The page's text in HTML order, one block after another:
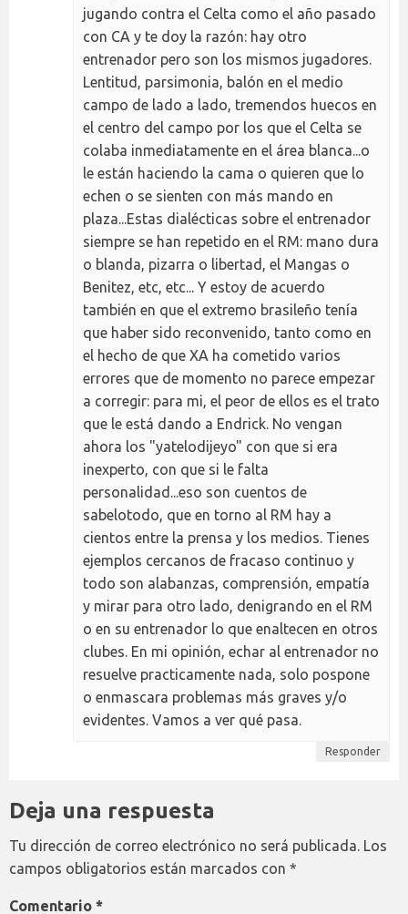
jugando contra el Celta como el año pasado
con CA y te doy la razón: hay otro
entrenador pero son los mismos jugadores.
Lentitud, parsimonia, balón en el medio
campo de lado a lado, tremendos huecos en
el centro del campo por los que el Celta se
colaba inmediatamente en el área blanca...o
le están haciendo la cama o quieren que lo
echen o se sienten con más mando en
plaza...Estas dialécticas sobre el entrenador
siempre se han repetido en el RM: mano dura
o blanda, pizarra o libertad, el Mangas o
Benitez, etc, etc... Y estoy de acuerdo
también en que el extremo brasileño tenía
que haber sido reconvenido, tanto como en
el hecho de que XA ha cometido varios
errores que de momento no parece empezar
a corregir: para mi, el peor de ellos es el trato
que le está dando a Endrick. No vengan
ahora los "yatelodijeyo" con que si era
inexperto, con que si le falta
personalidad...eso son cuentos de
sabelotodo, que en torno al RM hay a
cientos entre la prensa y los medios. Tienes
ejemplos cercanos de fracaso continuo y
todo son alabanzas, comprensión, empatía
y mirar para otro lado, denigrando en el RM
o en su entrenador lo que enaltecen en otros
clubes. En mi opinión, echar al entrenador no
resuelve practicamente nada, solo pospone
o enmascara problemas más graves y/o
evidentes. Vamos a ver qué pasa.
Responder
Deja una respuesta
Tu dirección de correo electrónico no será publicada. Los
campos obligatorios están marcados con *
Comentario *